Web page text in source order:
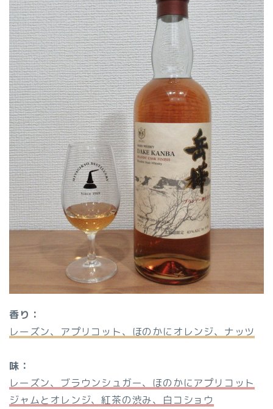
香り：
レーズン、アプリコット、ほのかにオレンジ、ナッツ
味：
レーズン、ブラウンシュガー、ほのかにアプリコット
ジャムとオレンジ、紅茶の渋み、白コショウ